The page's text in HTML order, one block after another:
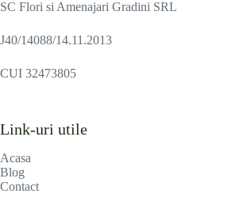
SC Flori si Amenajari Gradini SRL
J40/14088/14.11.2013
CUI 32473805
Link-uri utile
Acasa
Blog
Contact